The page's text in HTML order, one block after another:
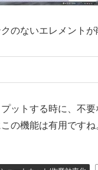
のないエレメントが
ットする時に、不
の機能は有用ですね